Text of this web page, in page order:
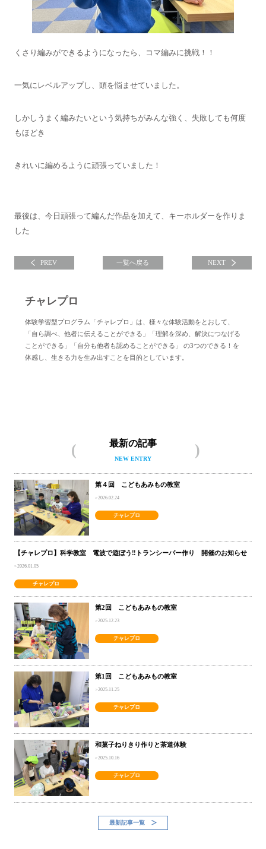
くさり編みができるようになったら、コマ編みに挑戦！！
一気にレベルアップし、頭を悩ませていました。
しかしうまく編みたいという気持ちがみんな強く、失敗しても何度
もほどき
きれいに編めるように頑張っていました！
最後は、今日頑張って編んだ作品を加えて、キーホルダーを作りま
した
PREV 一覧へ戻る NEXT
チャレプロ
体験学習型プログラム「チャレプロ」は、様々な体験活動をとおして、
「自ら調べ、他者に伝えることができる」「理解を深め、解決につなげる
ことができる」「自分も他者も認めることができる」 の3つのできる！を
体感し、生きる力を生み出すことを目的としています。
最新の記事
NEW ENTRY
第４回 こどもあみもの教室
2026.02.24
チャレプロ
【チャレプロ】科学教室 電波で遊ぼう‼トランシーバー作り 開催のお知らせ
2026.01.05
チャレプロ
第2回 こどもあみもの教室
2025.12.23
チャレプロ
第1回 こどもあみもの教室
2025.11.25
チャレプロ
和菓子ねりきり作りと茶道体験
2025.10.16
チャレプロ
最新記事一覧